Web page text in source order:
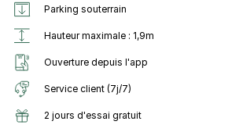
Parking souterrain
Hauteur maximale : 1,9m
Ouverture depuis l'app
Service client (7j/7)
2 jours d'essai gratuit